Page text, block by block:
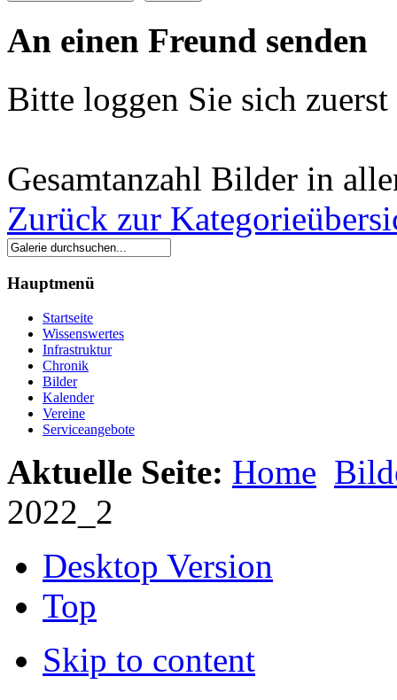
An einen Freund senden
Bitte loggen Sie sich
Gesamtanzahl Bilder in
Zurück zur
Hauptmenü
Startseite
Wissenswertes
Infrastruktur
Chronik
Bilder
Kalender
Vereine
Serviceangebote
Aktuelle Seite: Home
2022_2
Desktop Version
Top
Skip to content